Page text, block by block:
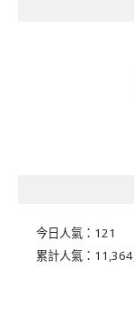
今日人氣： 121
累計人氣：